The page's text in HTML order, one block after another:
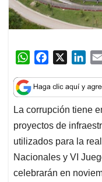
W
a
t
s
A
p
p
c
e
b
o
o
k
n
k
e
d
I
n
La corrupción tiene
proyectos de
utilizados para la
Nacionales y VI
celebrarán en